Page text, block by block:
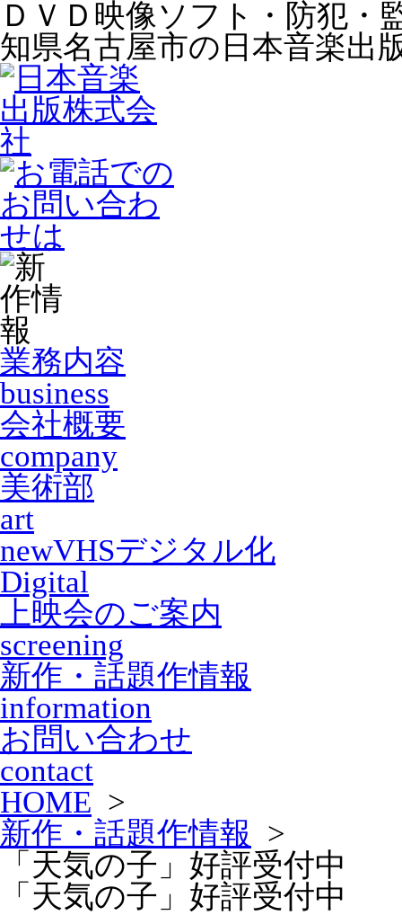
ＤＶＤ映像ソフト・防犯・
知県名古屋市の日本音楽出
業務内容
business
会社概要
company
美術部
art
newVHSデジタル化
Digital
上映会のご案内
screening
新作・話題作情報
information
お問い合わせ
contact
HOME >
新作・話題作情報 >
「天気の子」好評受付中
「天気の子」好評受付中